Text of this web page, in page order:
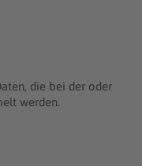
die bei der oder
werden.